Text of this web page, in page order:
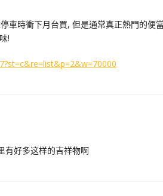
車時衝下月台買, 但是通常真正熱門的便
!
有好多这样的吉祥物啊